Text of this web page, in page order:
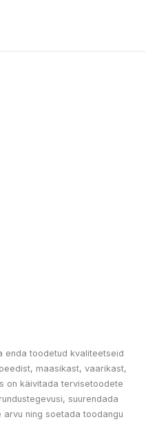
enda toodetud kvaliteetseid
maasikast, vaarikast,
on käivitada tervisetoodete
suurendada
ning soetada toodangu